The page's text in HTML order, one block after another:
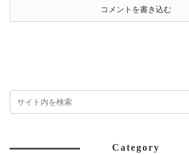
コメントを書き込む
Category